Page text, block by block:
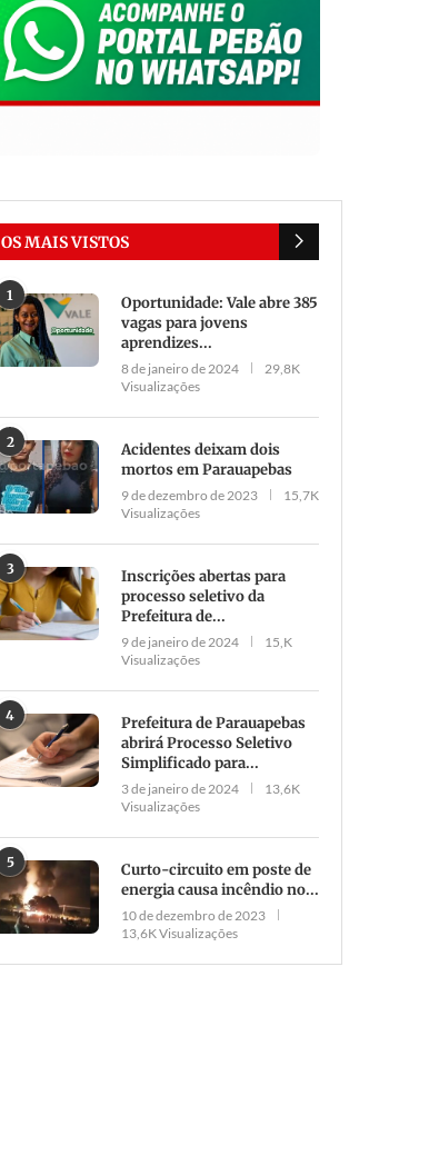
OS MAIS VISTOS
1
Oportunidade: Vale abre 385
vagas para jovens
aprendizes...
8 de janeiro de 2024
29,8K
Visualizações
2
Acidentes deixam dois
mortos em Parauapebas
9 de dezembro de 2023
15,7K
Visualizações
3
Inscrições abertas para
processo seletivo da
Prefeitura de...
9 de janeiro de 2024
15,K
Visualizações
4
Prefeitura de Parauapebas
abrirá Processo Seletivo
Simplificado para...
3 de janeiro de 2024
13,6K
Visualizações
5
Curto-circuito em poste de
energia causa incêndio no...
10 de dezembro de 2023
13,6K Visualizações